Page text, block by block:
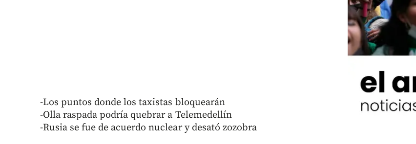
-Los puntos donde los taxistas bloquearán
-Olla raspada podría quebrar a Telemedellín
-Rusia se fue de acuerdo nuclear y desató zozobra